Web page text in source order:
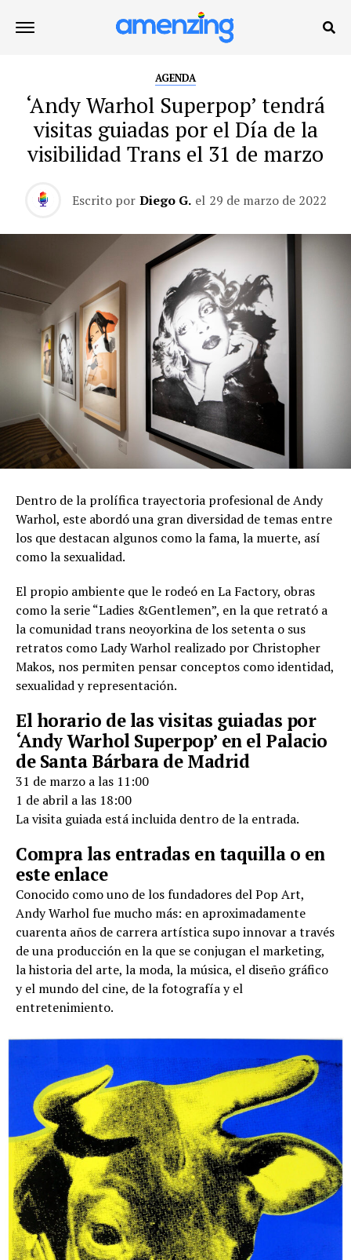
AGENDA
‘Andy Warhol Superpop’ tendrá
visitas guiadas por el Día de la
visibilidad Trans el 31 de marzo
Escrito por Diego G. el 29 de marzo de 2022
Dentro de la prolífica trayectoria profesional de Andy
Warhol, este abordó una gran diversidad de temas entre
los que destacan algunos como la fama, la muerte, así
como la sexualidad.
El propio ambiente que le rodeó en La Factory, obras
como la serie “Ladies &Gentlemen”, en la que retrató a
la comunidad trans neoyorkina de los setenta o sus
retratos como Lady Warhol realizado por Christopher
Makos, nos permiten pensar conceptos como identidad,
sexualidad y representación.
El horario de las visitas guiadas por
‘Andy Warhol Superpop’ en el Palacio
de Santa Bárbara de Madrid
31 de marzo a las 11:00
1 de abril a las 18:00
La visita guiada está incluida dentro de la entrada.
Compra las entradas en taquilla o en
este enlace
Conocido como uno de los fundadores del Pop Art,
Andy Warhol fue mucho más: en aproximadamente
cuarenta años de carrera artística supo innovar a través
de una producción en la que se conjugan el marketing,
la historia del arte, la moda, la música, el diseño gráfico
y el mundo del cine, de la fotografía y el
entretenimiento.